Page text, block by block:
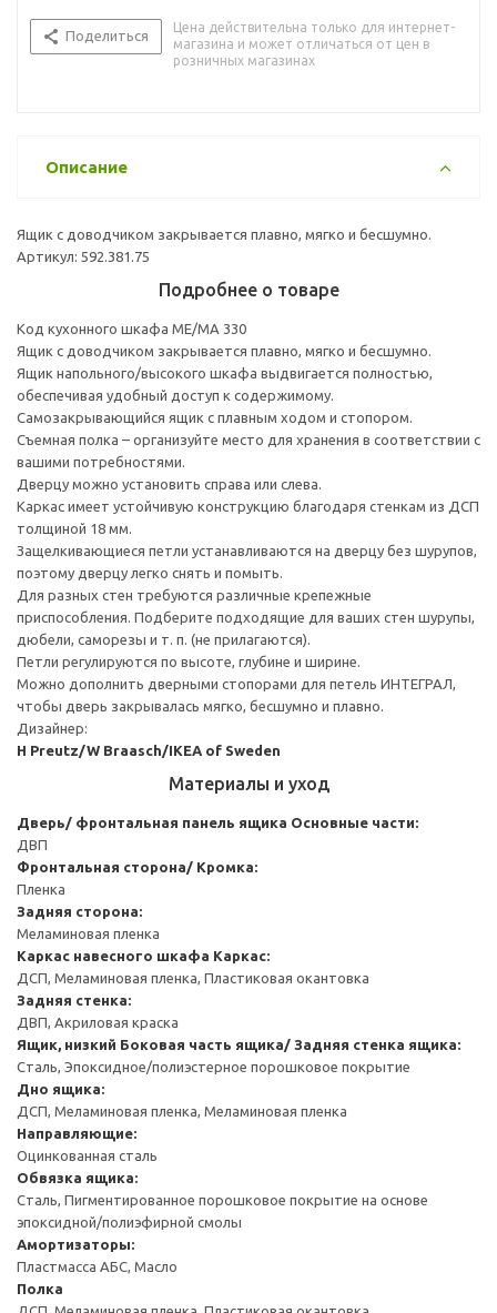
Поделиться
Цена действительна только для интернет-
магазина и может отличаться от цен в
розничных магазинах
Описание
Ящик с доводчиком закрывается плавно, мягко и бесшумно.
Артикул: 592.381.75
Подробнее о товаре
Код кухонного шкафа ME/MA 330
Ящик с доводчиком закрывается плавно, мягко и бесшумно.
Ящик напольного/высокого шкафа выдвигается полностью,
обеспечивая удобный доступ к содержимому.
Cамозакрывающийся ящик с плавным ходом и стопором.
Съемная полка – организуйте место для хранения в соответствии с
вашими потребностями.
Дверцу можно установить справа или слева.
Каркас имеет устойчивую конструкцию благодаря стенкам из ДСП
толщиной 18 мм.
Защелкивающиеся петли устанавливаются на дверцу без шурупов,
поэтому дверцу легко снять и помыть.
Для разных стен требуются различные крепежные
приспособления. Подберите подходящие для ваших стен шурупы,
дюбели, саморезы и т. п. (не прилагаются).
Петли регулируются по высоте, глубине и ширине.
Можно дополнить дверными стопорами для петель ИНТЕГРАЛ,
чтобы дверь закрывалась мягко, бесшумно и плавно.
Дизайнер:
H Preutz/W Braasch/IKEA of Sweden
Материалы и уход
Дверь/ фронтальная панель ящика Основные части:
ДВП
Фронтальная сторона/ Кромка:
Пленка
Задняя сторона:
Меламиновая пленка
Каркас навесного шкафа Каркас:
ДСП, Меламиновая пленка, Пластиковая окантовка
Задняя стенка:
ДВП, Акриловая краска
Ящик, низкий Боковая часть ящика/ Задняя стенка ящика:
Сталь, Эпоксидное/полиэстерное порошковое покрытие
Дно ящика:
ДСП, Меламиновая пленка, Меламиновая пленка
Направляющие:
Оцинкованная сталь
Обвязка ящика:
Сталь, Пигментированное порошковое покрытие на основе
эпоксидной/полиэфирной смолы
Амортизаторы:
Пластмасса АБС, Масло
Полка